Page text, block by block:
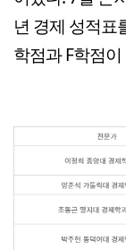
년 경제 성적표
학점과 F학점